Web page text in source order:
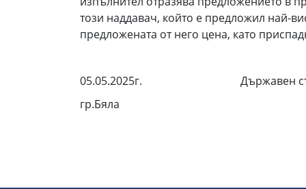
този наддавач, който е предложил най-
предложената от него цена, като
05.05.2025г. Държавен
гр.Бяла /Б.